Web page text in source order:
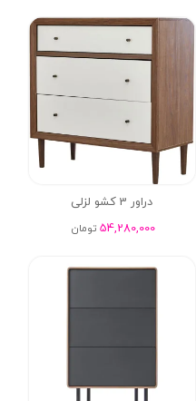
دراور 3 کشو لزلی
54,280,000 تومان